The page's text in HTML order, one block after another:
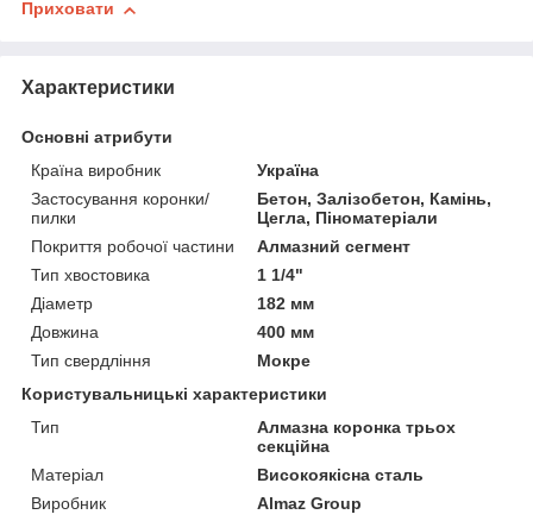
Приховати
Характеристики
Основні атрибути
Країна виробник
Україна
Застосування коронки/
пилки
Бетон, Залізобетон, Камінь,
Цегла, Піноматеріали
Покриття робочої частини
Алмазний сегмент
Тип хвостовика
1 1/4"
Діаметр
182 мм
Довжина
400 мм
Тип свердління
Мокре
Користувальницькі характеристики
Тип
Алмазна коронка трьох
секційна
Матеріал
Високоякісна сталь
Виробник
Almaz Group